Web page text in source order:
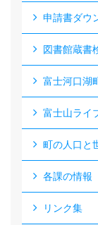
申請書ダウ
図書館蔵書
富士河口湖
富士山ライ
町の人口と
各課の情報
リンク集